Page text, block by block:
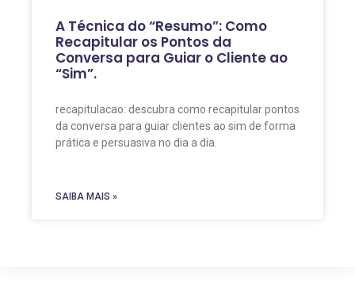
A Técnica do “Resumo”: Como
Recapitular os Pontos da
Conversa para Guiar o Cliente ao
“Sim”.
recapitulacao: descubra como recapitular pontos
da conversa para guiar clientes ao sim de forma
prática e persuasiva no dia a dia.
SAIBA MAIS »